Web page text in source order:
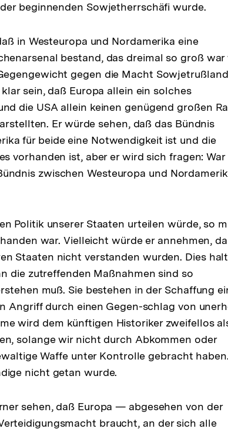
beginnenden Sowjetherrschäfi wurde.
in Westeuropa und Nordamerika eine
bestand, das dreimal so groß war
gegen die Macht
sein, daß Europa allein ein solches
die USA allein keinen genügend großen
Er würde sehen, daß das Bündnis
für beide eine Notwendigkeit ist und die
vorhanden ist, aber er wird sich fragen: War
zwischen Westeuropa und
Politik unserer Staaten urteilen würde, so
war. Vielleicht würde er annehmen,
Staaten nicht verstanden wurden. Dies
die zutreffenden Maßnahmen sind so
muß. Sie bestehen in der Schaffung
Angriff durch einen Gegen-schlag von
wird dem künftigen Historiker zweifellos
solange wir nicht durch Abkommen oder
Waffe unter Kontrolle gebracht
nicht getan wurde.
sehen, daß Europa — abgesehen von der
braucht, an der sich alle